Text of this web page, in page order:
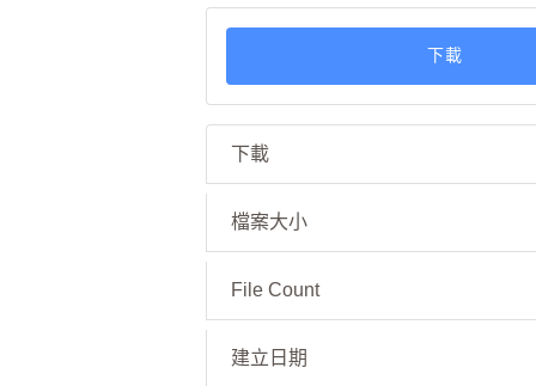
下載
下載
檔案大小
File Count
建立日期